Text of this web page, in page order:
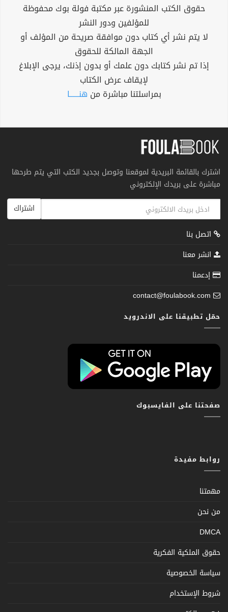
حقوق الكتب المنشورة عبر مكتبة فولة بوك محفوظة
للمؤلفين ودور النشر
لا يتم نشر أي كتاب دون موافقة صريحة من المؤلف أو
الجهة المالكة للحقوق
إذا تم نشر كتابك دون علمك أو بدون إذنك، يرجى الإبلاغ
لإيقاف عرض الكتاب
بمراسلتنا مباشرة من هنــــــا
اشترك بالقائمة البريدية لموقعنا وتوصل بجديد الكتب التي يتم طرحها
مباشرة على بريدك الإلكتروني
اشتراك
اتصل بنا
انشر معنا
إدعمنا
contact@foulabook.com
حمّل تطبيقنا على الاندرويد
صفحتنا على الفايسبوك
روابط مفيدة
مهمتنا
من نحن
DMCA
حقوق الملكية الفكرية
سياسة الخصوصية
شروط الإستخدام